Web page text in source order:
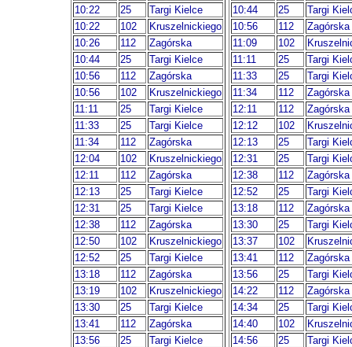
10:22
25
Targi Kielce
10:22
102
Kruszelnickiego
10:26
112
Zagórska
10:44
25
Targi Kielce
10:56
112
Zagórska
10:56
102
Kruszelnickiego
11:11
25
Targi Kielce
11:33
25
Targi Kielce
11:34
112
Zagórska
12:04
102
Kruszelnickiego
12:11
112
Zagórska
12:13
25
Targi Kielce
12:31
25
Targi Kielce
12:38
112
Zagórska
12:50
102
Kruszelnickiego
12:52
25
Targi Kielce
13:18
112
Zagórska
13:19
102
Kruszelnickiego
13:30
25
Targi Kielce
13:41
112
Zagórska
13:56
25
Targi Kielce
10:44
25
Targi
10:56
112
Zagórska
11:09
102
11:11
25
Targi
11:33
25
Targi
11:34
112
Zagórska
12:11
112
Zagórska
12:12
102
12:13
25
Targi
12:31
25
Targi
12:38
112
Zagórska
12:52
25
Targi
13:18
112
Zagórska
13:30
25
Targi
13:37
102
13:41
112
Zagórska
13:56
25
Targi
14:22
112
Zagórska
14:34
25
Targi
14:40
102
14:56
25
Targi